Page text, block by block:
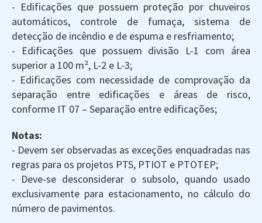
- Edificações que possuem proteção por chuveiros
automáticos, controle de fumaça, sistema de
detecção de incêndio e de espuma e resfriamento;
- Edificações que possuem divisão L-1 com área
superior a 100 m², L-2 e L-3;
- Edificações com necessidade de comprovação da
separação entre edificações e áreas de risco,
conforme IT 07 – Separação entre edificações;
Notas:
- Devem ser observadas as exceções enquadradas nas
regras para os projetos PTS, PTIOT e PTOTEP;
- Deve-se desconsiderar o subsolo, quando usado
exclusivamente para estacionamento, no cálculo do
número de pavimentos.